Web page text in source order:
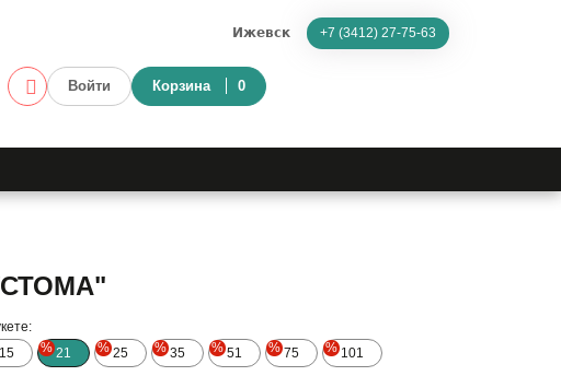
Ижевск +7 (3412) 27-75-63
Войти Корзина 0
15 % 21 % 25 % 35 % 51 % 75 % 101